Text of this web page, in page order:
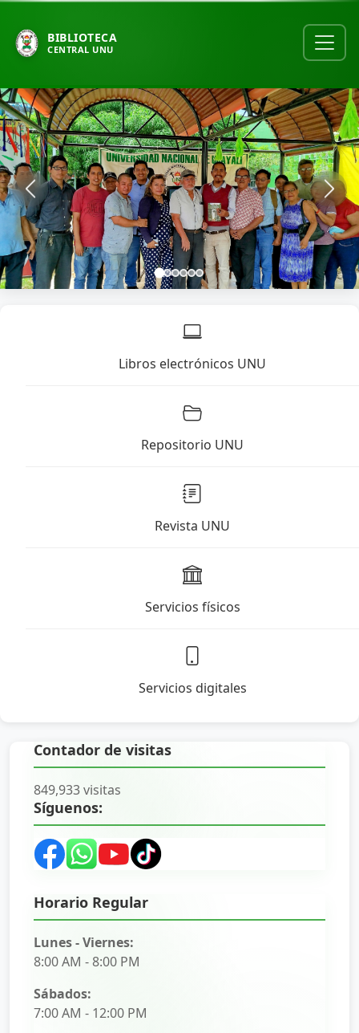
BIBLIOTECA
CENTRAL UNU
Libros electrónicos UNU
Repositorio UNU
Revista UNU
Servicios físicos
Servicios digitales
Contador de visitas
849,933 visitas
Síguenos:
Horario Regular
Lunes - Viernes:
8:00 AM - 8:00 PM
Sábados:
7:00 AM - 12:00 PM